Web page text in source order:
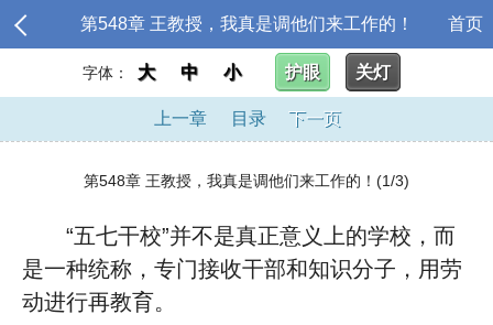
第548章 王教授，我真是调他们来工作的！ 首页
字体： 大 中 小 护眼 关灯
上一章 目录 下一页
第548章 王教授，我真是调他们来工作的！(1/3)
“五七干校”并不是真正意义上的学校，而
是一种统称，专门接收干部和知识分子，用劳
动进行再教育。